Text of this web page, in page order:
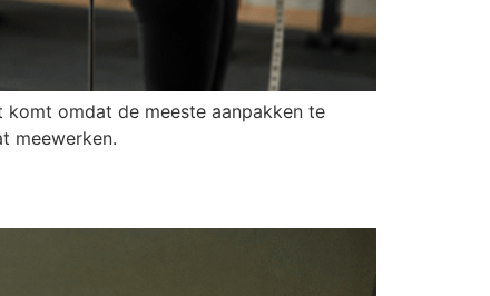
omdat de meeste aanpakken te
meewerken.